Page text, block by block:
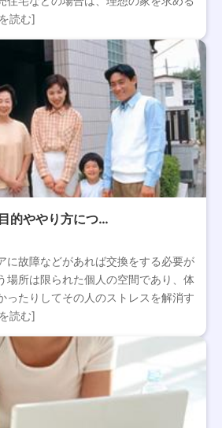
読む]
的ややり方につ…
に故障などがあれば交換をする必要が
場所は限られた個人の空間であり、体
ったりしてその人のストレスを解消す
読む]